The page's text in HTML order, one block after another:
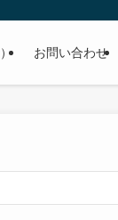
で紹介していきます。
お問い合わせ